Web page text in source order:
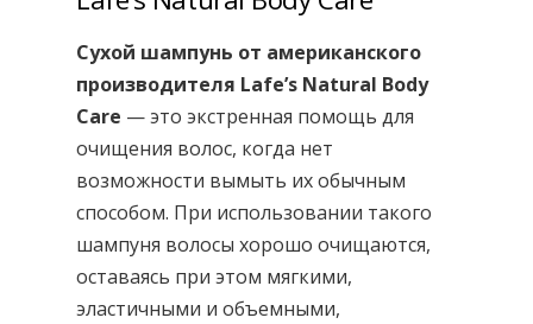
Сухой шампунь от американского
производителя Lafe’s Natural Body
Care — это экстренная помощь для
очищения волос, когда нет
возможности вымыть их обычным
способом. При использовании такого
шампуня волосы хорошо очищаются,
оставаясь при этом мягкими,
эластичными и объемными,